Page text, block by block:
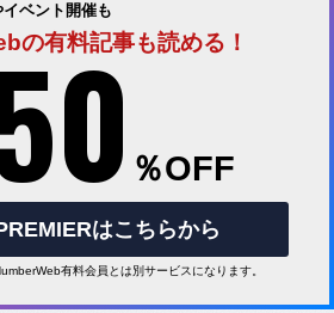
ベント開催も
の有料記事も読める！
％OFF
はこちらから
有料会員とは別サービスになります。